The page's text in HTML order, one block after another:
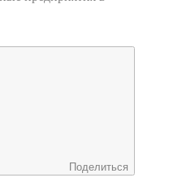
Поделиться